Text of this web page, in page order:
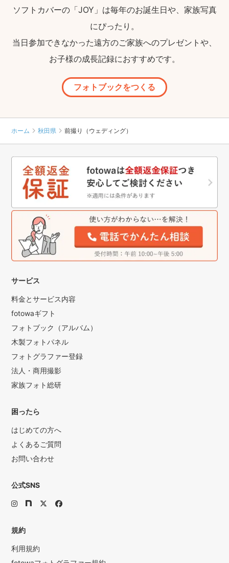
ソフトカバーの「JOY」は毎年のお誕生日や、家族写真
にぴったり。
当日参加できなかった遠方のご家族へのプレゼントや、
お子様の成長記録におすすめです。
フォトブックをつくる
ホーム 秋田県 前撮り（ウェディング）
サービス
料金とサービス内容
fotowaギフト
フォトブック（アルバム）
木製フォトパネル
フォトグラファー登録
法人・商用撮影
家族フォト総研
困ったら
はじめての方へ
よくあるご質問
お問い合わせ
公式SNS
規約
利用規約